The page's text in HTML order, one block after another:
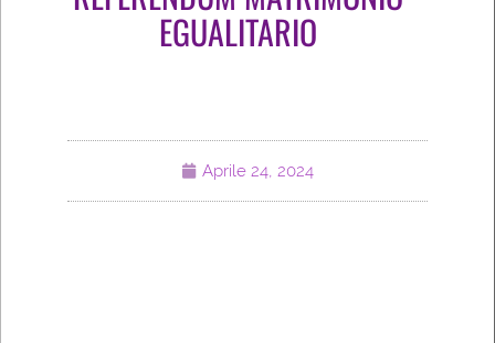
EGUALITARIO
Aprile 24, 2024